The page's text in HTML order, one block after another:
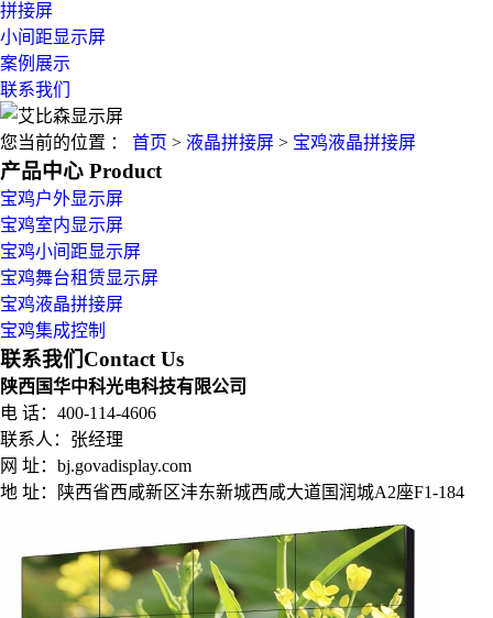
拼接屏
小间距显示屏
案例展示
联系我们
您当前的位置 ： 首页 > 液晶拼接屏 > 宝鸡液晶拼接屏
产品中心 Product
宝鸡户外显示屏
宝鸡室内显示屏
宝鸡小间距显示屏
宝鸡舞台租赁显示屏
宝鸡液晶拼接屏
宝鸡集成控制
联系我们Contact Us
陕西国华中科光电科技有限公司
电 话：400-114-4606
联系人：张经理
网 址：bj.govadisplay.com
地 址：
陕西省西咸新区沣东新城西咸大道国润城A2座F1-184